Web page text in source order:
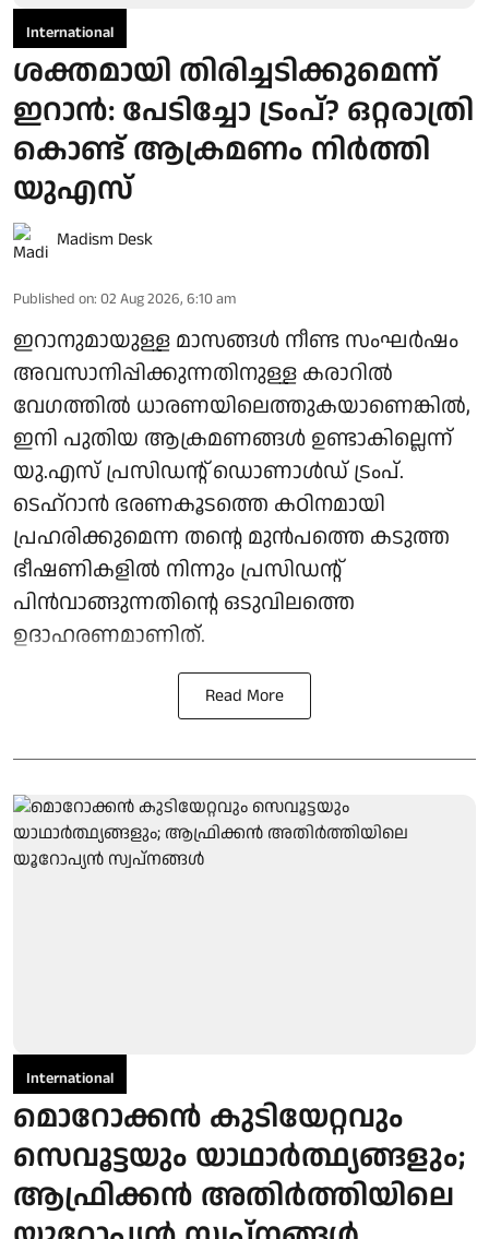
International
ശക്തമായി തിരിച്ചടിക്കുമെന്ന്
ഇറാൻ: പേടിച്ചോ ട്രംപ്? ഒറ്റരാത്രി
കൊണ്ട് ആക്രമണം നിർത്തി
യുഎസ്
Madism Desk
Published on: 02 Aug 2026, 6:10 am
ഇറാനുമായുള്ള മാസങ്ങൾ നീണ്ട സംഘർഷം
അവസാനിപ്പിക്കുന്നതിനുള്ള കരാറിൽ
വേഗത്തിൽ ധാരണയിലെത്തുകയാണെങ്കിൽ,
ഇനി പുതിയ ആക്രമണങ്ങൾ ഉണ്ടാകില്ലെന്ന്
യു.എസ് പ്രസിഡന്റ് ഡൊണാൾഡ് ട്രംപ്.
ടെഹ്റാൻ ഭരണകൂടത്തെ കഠിനമായി
പ്രഹരിക്കുമെന്ന തന്റെ മുൻപത്തെ കടുത്ത
ഭീഷണികളിൽ നിന്നും പ്രസിഡന്റ്
പിൻവാങ്ങുന്നതിന്റെ ഒടുവിലത്തെ
ഉദാഹരണമാണിത്.
Read More
International
മൊറോക്കന്‍ കുടിയേറ്റവും
സെവൂട്ടയും യാഥാര്‍ത്ഥ്യങ്ങളും;
ആഫ്രിക്കന്‍ അതിര്‍ത്തിയിലെ